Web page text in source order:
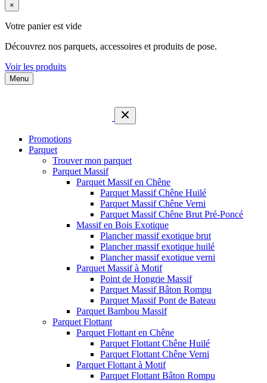
×
Votre panier est vide
Découvrez nos parquets, accessoires et produits de pose.
Voir les produits
Menu
Promotions
Parquet
Trouver mon parquet
Parquet Massif
Parquet Massif en Chêne
Parquet Massif Chêne Huilé
Parquet Massif Chêne Verni
Parquet Massif Chêne Brut Pré-Poncé
Massif en Bois Exotique
Plancher massif exotique brut
Plancher massif exotique huilé
Plancher massif exotique verni
Parquet Massif à Motif
Point de Hongrie Massif
Parquet Massif Bâton Rompu
Parquet Massif Pont de Bateau
Parquet Bambou Massif
Parquet Flottant
Parquet Flottant en Chêne
Parquet Flottant Chêne Huilé
Parquet Flottant Chêne Verni
Parquet Flottant à Motif
Parquet Flottant Bâton Rompu